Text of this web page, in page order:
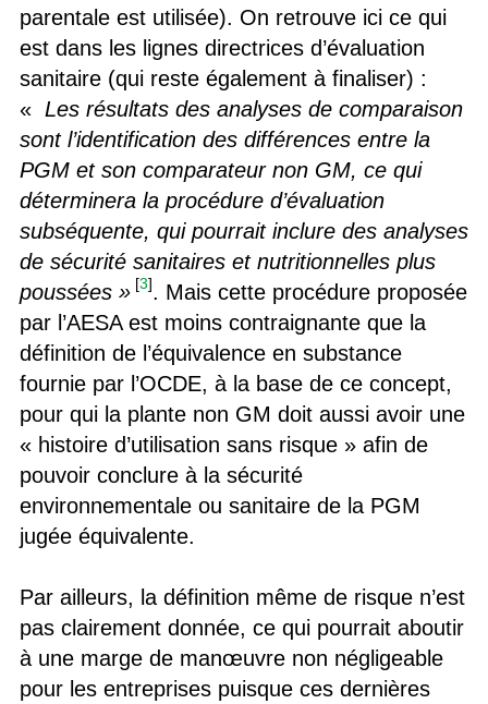
parentale est utilisée). On retrouve ici ce qui
est dans les lignes directrices d’évaluation
sanitaire (qui reste également à finaliser) :
« Les résultats des analyses de comparaison
sont l’identification des différences entre la
PGM et son comparateur non GM, ce qui
déterminera la procédure d’évaluation
subséquente, qui pourrait inclure des analyses
de sécurité sanitaires et nutritionnelles plus
poussées » [3]. Mais cette procédure proposée
par l’AESA est moins contraignante que la
définition de l’équivalence en substance
fournie par l’OCDE, à la base de ce concept,
pour qui la plante non GM doit aussi avoir une
« histoire d’utilisation sans risque » afin de
pouvoir conclure à la sécurité
environnementale ou sanitaire de la PGM
jugée équivalente.
Par ailleurs, la définition même de risque n’est
pas clairement donnée, ce qui pourrait aboutir
à une marge de manœuvre non négligeable
pour les entreprises puisque ces dernières